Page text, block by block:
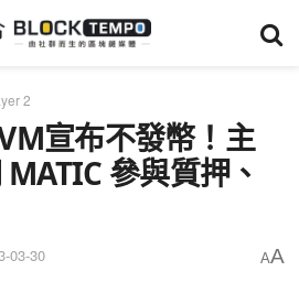
2
宣布不發幣！主
參與質押、
03-30 AA